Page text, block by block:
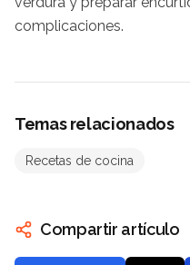
complicaciones.
Temas relacionados
Recetas de cocina
Compartir artículo